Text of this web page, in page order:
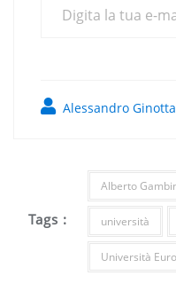
Alessandro Ginotta
Tags :
Alberto
università
Università